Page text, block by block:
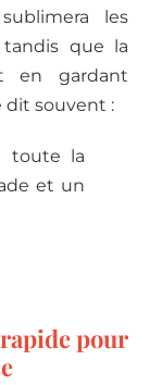
les
tandis que la
en gardant
dit souvent :
toute la
et un
pour